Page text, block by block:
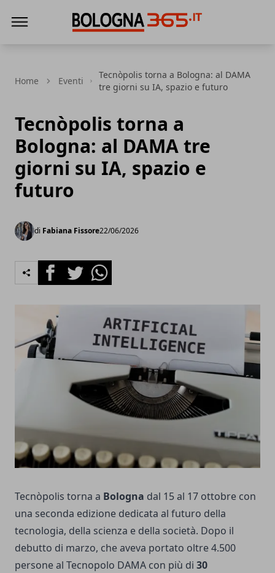
Home Eventi
Tecnòpolis torna a Bologna: al DAMA
tre giorni su IA, spazio e futuro
Tecnòpolis torna a
Bologna: al DAMA tre
giorni su IA, spazio e
futuro
di Fabiana Fissore22/06/2026
FacebookTwitterWhatsapp
Tecnòpolis torna a Bologna dal 15 al 17 ottobre con
una seconda edizione dedicata al futuro della
tecnologia, della scienza e della società. Dopo il
debutto di marzo, che aveva portato oltre 4.500
persone al Tecnopolo DAMA con più di 30